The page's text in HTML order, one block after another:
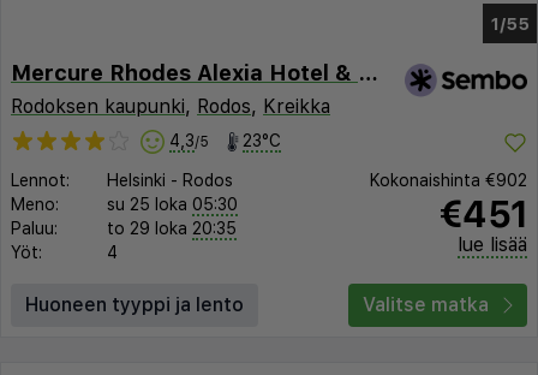
1/51
Mercure Rhodes Alexia Hotel & Spa
Rodoksen kaupunki, Rodos, Kreikka
4,3/5 23°C
Lennot: Helsinki - Rodos
Meno:
su 25 loka 05:30
Paluu:
to 29 loka 20:35
Yöt:
4
Kokonaishinta €902
€451
lue lisää
Huoneen tyyppi ja lento Valitse matka